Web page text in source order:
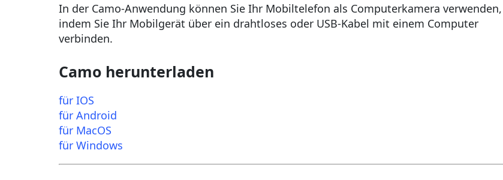
In der Camo-Anwendung können Sie Ihr Mobiltelefon als Computerkamera verwenden,
indem Sie Ihr Mobilgerät über ein drahtloses oder USB-Kabel mit einem Computer
verbinden.
Camo herunterladen
für IOS
für Android
für MacOS
für Windows